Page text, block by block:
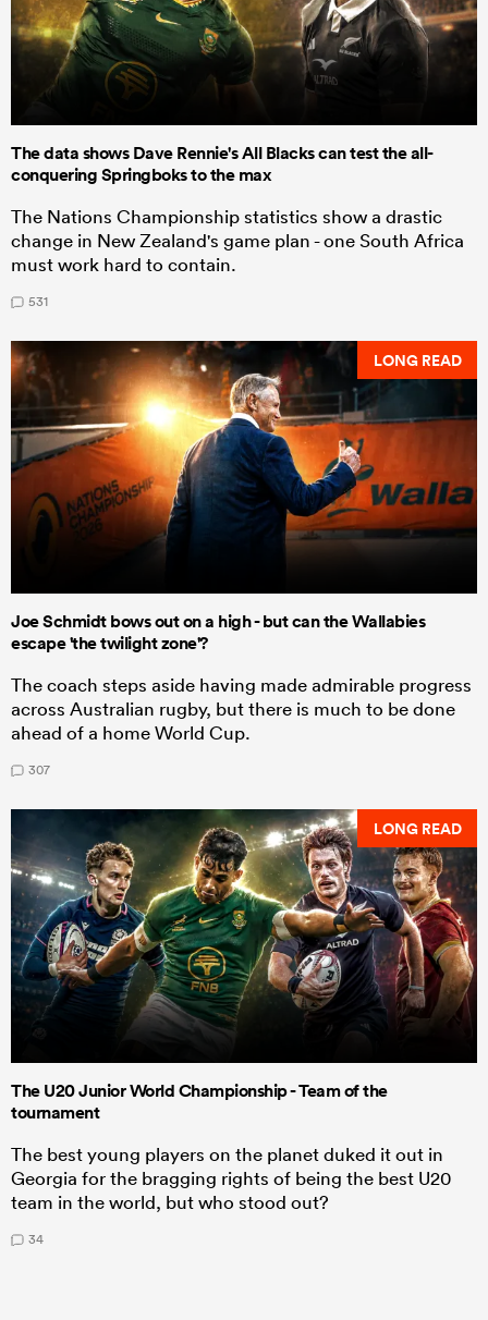
The data shows Dave Rennie's All Blacks can test the all-
conquering Springboks to the max
The Nations Championship statistics show a drastic
change in New Zealand's game plan - one South Africa
must work hard to contain.
531
LONG READ
Joe Schmidt bows out on a high - but can the Wallabies
escape 'the twilight zone'?
The coach steps aside having made admirable progress
across Australian rugby, but there is much to be done
ahead of a home World Cup.
307
LONG READ
The U20 Junior World Championship - Team of the
tournament
The best young players on the planet duked it out in
Georgia for the bragging rights of being the best U20
team in the world, but who stood out?
34